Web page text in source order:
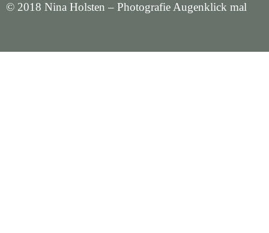
© 2018 Nina Holsten – Photografie Augenklick mal